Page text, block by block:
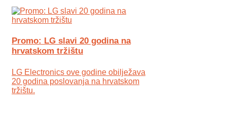
Promo: LG slavi 20 godina na
hrvatskom tržištu
LG Electronics ove godine obilježava
20 godina poslovanja na hrvatskom
tržištu.